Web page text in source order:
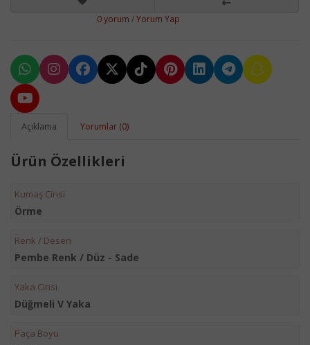
0 yorum /Yorum Yap
Açıklama Yorumlar (0)
Ürün Özellikleri
Kumaş Cinsi
Örme
Renk / Desen
Pembe Renk / Düz - Sade
Yaka Cinsi
Düğmeli V Yaka
Paça Boyu